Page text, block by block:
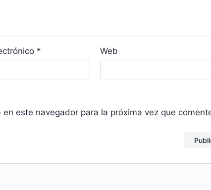
* Web
este navegador para la próxima vez que